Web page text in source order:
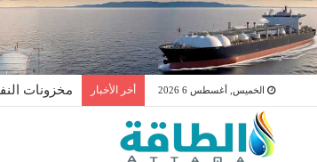
الخميس, أغسطس 6 2026 أخر الأخبار مخزونات النفط الأميركية